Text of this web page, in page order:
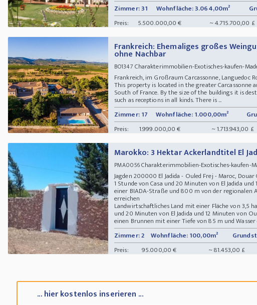
Zimmer: 31
Wohnfläche: 3.064,00m²
Preis:
5.500.000,00 € ~ 4.715.700,00 £
Frankreich: Ehemaliges großes
ohne Nachbar
BO1347 Charakterimmobilien-Exotisches-kaufen-
Frankreich, im Großraum Carcassonne, Languedoc
This property is located in the greater Carcassonne
South of France. By the size of the buildings it is
such as receptions in all kinds. There is ...
Zimmer: 17
Wohnfläche: 1.000,00m²
Preis:
1.999.000,00 € ~ 1.713.943,00 £
Marokko: 3 Hektar Ackerlandtitel El
PMA0056Charakterimmobilien-Exotisches-kaufen-
Jagden 200000 El Jadida - Ouled Frej - Maroc,
1 Stunde von Casa und 20 Minuten von El Jadida
einer BIADA-Straße und 800 m von der regionalen
erreichen
Landwirtschaftliches Land mit einer Fläche von 3,5
und 20 Minuten von El Jadida und 12 Minuten von
einen Brunnen mit einer Tiefe von 85 m und
Zimmer: 2 Wohnfläche: 100,00m²
Preis:
95.000,00 € ~ 81.453,00 £
... hier kostenlos inserieren ...